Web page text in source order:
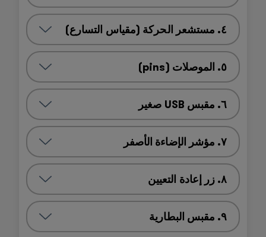
٤. مستشعر الحركة (مقياس التسارع)
٥. الموصلات (pins)
٦. مقبس USB صغير
٧. مؤشر الإضاءة الأصفر
٨. زر إعادة التعيين
٩. مقبس البطارية